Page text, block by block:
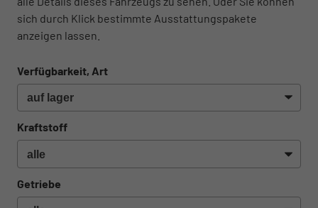
sich durch Klick bestimmte Ausstattungspakete
anzeigen lassen.
Verfügbarkeit, Art
Kraftstoff
Getriebe